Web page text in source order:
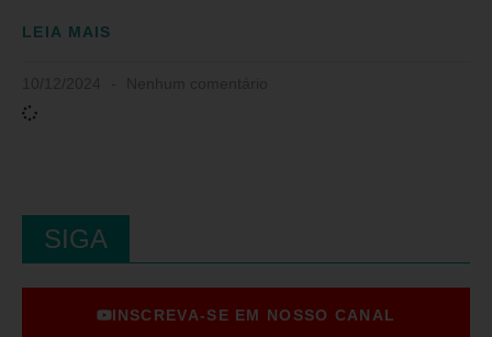
LEIA MAIS
SIGA
INSCREVA-SE EM NOSSO CANAL